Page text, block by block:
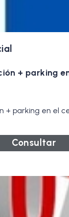
+ parking
+ parking en el
Consultar